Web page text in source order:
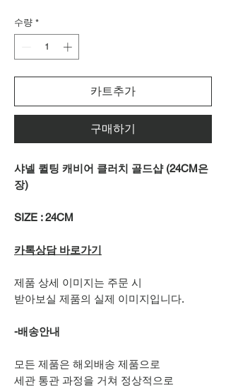
수량 *
카트추가
구매하기
샤넬 퀼팅 캐비어 클러치 골드샵 (24CM은
장)
SIZE : 24CM
카톡상담 바로가기
제품 상세 이미지는 주문 시
받아보실 제품의 실제 이미지입니다.
-배송안내
모든 제품은 해외배송 제품으로
세관 통관 과정을 거쳐 정상적으로